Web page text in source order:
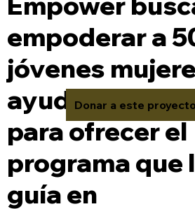
empoderar a
jóvenes
ayuda es
para ofrecer el
programa que
guía en
Donar a este proyecto